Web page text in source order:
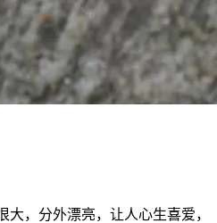
，分外漂亮，让人心生喜爱，